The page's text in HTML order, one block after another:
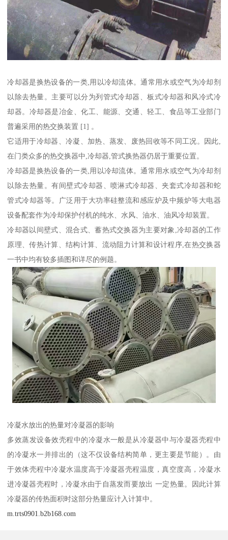
冷却器是换热设备的一类,用以冷却流体。通常用水或空气为冷却剂
以除去热量。主要可以分为列管式冷却器、板式冷却器和风冷式冷
却器。冷却器是冶金、化工、能源、交通、轻工、食品等工业部门
普遍采用的热交换装置 [1] 。
它适用于冷却器、冷凝、加热、蒸发、废热回收等不同工况。因此,
在门类众多的热交换器中,冷却器,管式换热器仍居于重要位置。
冷却器是换热设备的一类,用以冷却流体。通常用水或空气为冷却剂
以除去热量。有间壁式冷却器、喷淋式冷却器、夹套式冷却器和蛇
管式冷却器等。广泛用于大功率硅整流和感应炉及中频炉等大电器
设备配套作为冷却保护付机的纯水、水风、油水、油风冷却装置。
冷却器以间壁式、混合式、蓄热式交换器为主要对象,冷却器的工作
原理、传热计算、结构计算、流动阻力计算和设计程序,在热交换器
一书中均有较多插图和详尽的例题。
冷凝水放出的热量对冷凝器的影响
多效蒸发设备效壳程中的冷凝水一般是从冷凝器中与冷凝器壳程中
的冷凝水一并排出的（这不仅设备结构简单，更主要是节能）。由
于效体壳程中冷凝水温度高于冷凝器壳程温度，真空度高，冷凝水
进冷凝器壳程时，冷凝水由于自蒸发而要放出 一定热量。因此计算
冷凝器的传热面积时这部分热量应计入计算中。
m.trts0901.b2b168.com